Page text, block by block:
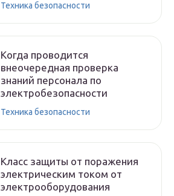
Техника безопасности
Когда проводится
внеочередная проверка
знаний персонала по
электробезопасности
Техника безопасности
Класс защиты от поражения
электрическим током от
электрооборудования